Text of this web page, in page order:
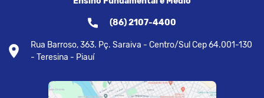
(86) 2107-4400
Rua Barroso, 363. Pç. Saraiva - Centro/Sul Cep 64.001-130
- Teresina - Piauí